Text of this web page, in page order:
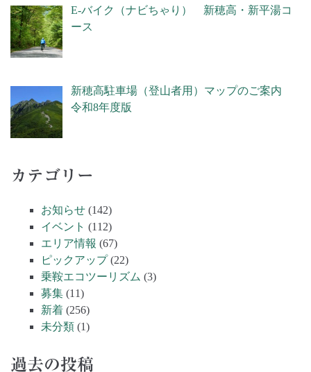
E-バイク（ナビちゃり） 新穂高・新平湯コ
ース
新穂高駐車場（登山者用）マップのご案内
令和8年度版
カテゴリー
お知らせ (142)
イベント (112)
エリア情報 (67)
ピックアップ(22)
乗鞍エコツーリズム (3)
募集 (11)
新着 (256)
未分類 (1)
過去の投稿